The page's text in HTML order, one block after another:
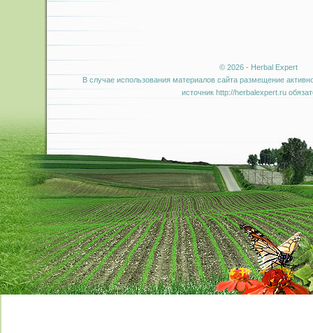
© 2026 - Herbal Expert
В случае использования материалов сайта размещение
источник http://herbalexpert.ru